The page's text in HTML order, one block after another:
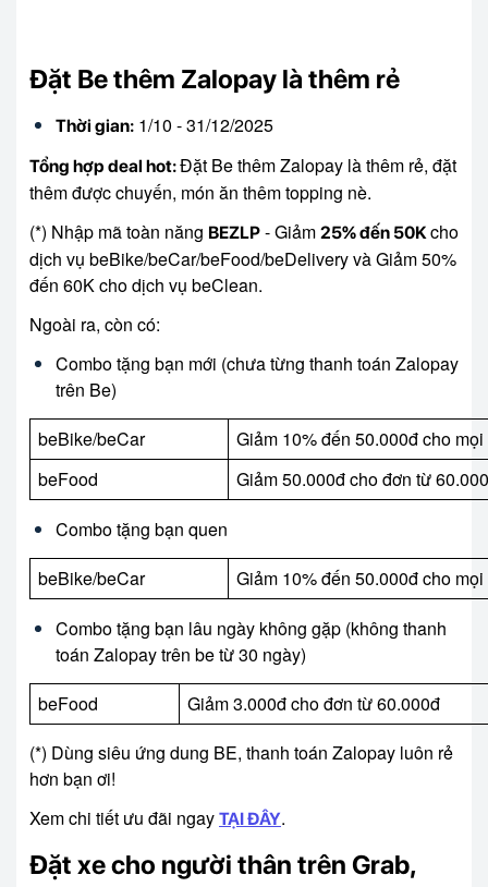
Đặt Be thêm Zalopay là thêm rẻ
Thời gian: 1/10 - 31/12/2025
Tổng hợp deal hot:Đặt Be thêm Zalopay là thêm rẻ, đặt
thêm được chuyến, món ăn thêm topping nè.
(*) Nhập mã toàn năng BEZLP - Giảm 25% đến 50Kcho
dịch vụ beBike/beCar/beFood/beDelivery và Giảm 50%
đến 60K cho dịch vụ beClean.
Ngoài ra, còn có:
Combo tặng bạn mới (chưa từng thanh toán Zalopay
trên Be)
beBike/beCar
Giảm 10% đến 50.000đ cho
beFood
Giảm 50.000đ cho đơn từ
Combo tặng bạn quen
beBike/beCar
Giảm 10% đến 50.000đ cho
Combo tặng bạn lâu ngày không gặp (không thanh
toán Zalopay trên be từ 30 ngày)
beFood
Giảm 3.000đ cho đơn từ 60.000đ
(*) Dùng siêu ứng dung BE, thanh toán Zalopay luôn rẻ
hơn bạn ơi!
Xem chi tiết ưu đãi ngay TẠI ĐÂY.
Đặt xe cho người thân trên Grab,